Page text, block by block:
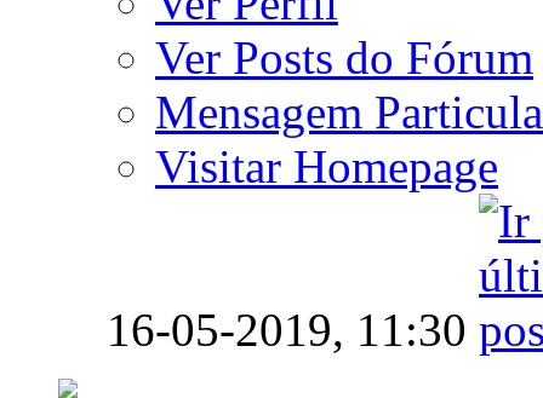
Ver Posts do Fórum
Mensagem
Visitar Homepage
16-05-2019, 11:30